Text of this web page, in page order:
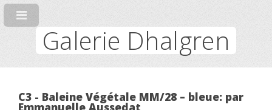
Galerie Dhalgren
C3 - Baleine Végétale MM/28 – bleue: par
Emmanuelle Aussedat